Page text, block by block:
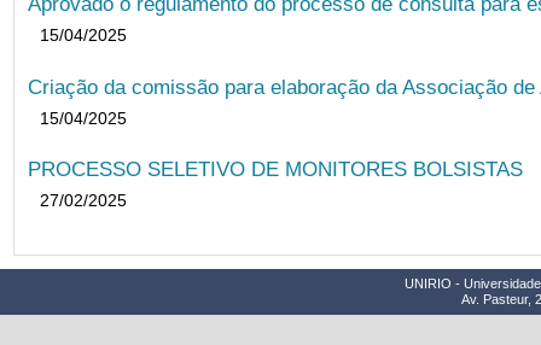
15/04/2025
Criação da comissão para elaboração da Associação
15/04/2025
PROCESSO SELETIVO DE MONITORES BOLSISTAS
27/02/2025
UNIRIO -
Av. Pasteur,